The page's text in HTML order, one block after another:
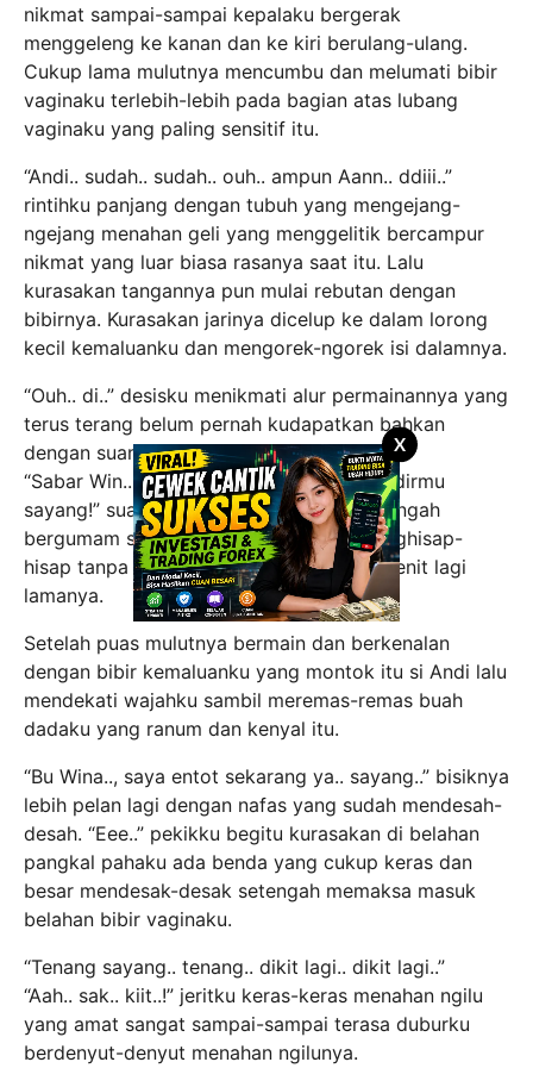
X
nikmat sampai-sampai kepalaku bergerak
menggeleng ke kanan dan ke kiri berulang-ulang.
Cukup lama mulutnya mencumbu dan melumati bibir
vaginaku terlebih-lebih pada bagian atas lubang
vaginaku yang paling sensitif itu.
“Andi.. sudah.. sudah.. ouh.. ampun Aann.. ddiii..”
rintihku panjang dengan tubuh yang mengejang-
ngejang menahan geli yang menggelitik bercampur
nikmat yang luar biasa rasanya saat itu. Lalu
kurasakan tangannya pun mulai rebutan dengan
bibirnya. Kurasakan jarinya dicelup ke dalam lorong
kecil kemaluanku dan mengorek-ngorek isi dalamnya.
“Ouh.. di..” desisku menikmati alur permainannya yang
terus terang belum pernah kudapatkan bahkan
dengan suamiku sendiri.
“Sabar Win.., saya suka sekali dengan lendirmu
sayang!” suara supir mesum ku yang setengah
bergumam sambil terus menjilat dan menghisap-
hisap tanpa hentinya sampai beberapa menit lagi
lamanya.
Setelah puas mulutnya bermain dan berkenalan
dengan bibir kemaluanku yang montok itu si Andi lalu
mendekati wajahku sambil meremas-remas buah
dadaku yang ranum dan kenyal itu.
“Bu Wina.., saya entot sekarang ya.. sayang..” bisiknya
lebih pelan lagi dengan nafas yang sudah mendesah-
desah. “Eee..” pekikku begitu kurasakan di belahan
pangkal pahaku ada benda yang cukup keras dan
besar mendesak-desak setengah memaksa masuk
belahan bibir vaginaku.
“Tenang sayang.. tenang.. dikit lagi.. dikit lagi..”
“Aah.. sak.. kiit..!” jeritku keras-keras menahan ngilu
yang amat sangat sampai-sampai terasa duburku
berdenyut-denyut menahan ngilunya.